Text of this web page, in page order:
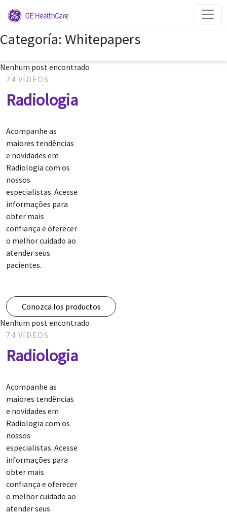
Categoría: Whitepapers
Nenhum post encontrado
74 VÍDEOS
Radiologia
Acompanhe as
maiores tendências
e novidades em
Radiologia com os
nossos
especialistas. Acesse
informações para
obter mais
confiança e oferecer
o melhor cuidado ao
atender seus
pacientes.
Conozca los productos
Nenhum post encontrado
74 VÍDEOS
Radiologia
Acompanhe as
maiores tendências
e novidades em
Radiologia com os
nossos
especialistas. Acesse
informações para
obter mais
confiança e oferecer
o melhor cuidado ao
atender seus